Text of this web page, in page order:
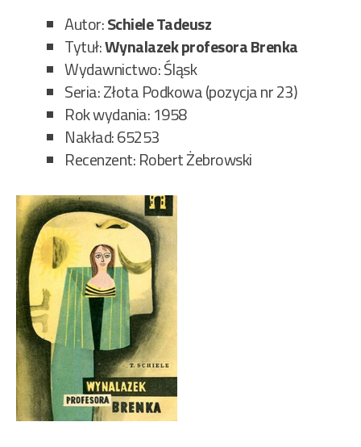
Autor:Schiele Tadeusz
Tytuł:Wynalazek profesora Brenka
Wydawnictwo: Śląsk
Seria: Złota Podkowa (pozycja nr 23)
Rok wydania: 1958
Nakład: 65253
Recenzent: Robert Żebrowski